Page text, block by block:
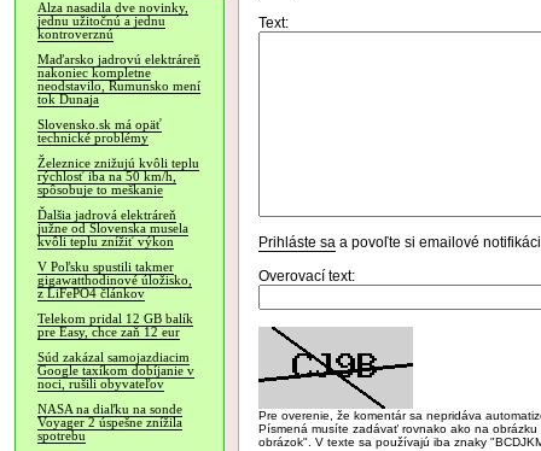
Alza nasadila dve novinky,
jednu užitočnú a jednu
kontroverznú
Maďarsko jadrovú elektráreň
nakoniec kompletne
neodstavilo, Rumunsko mení
tok Dunaja
Slovensko.sk má opäť
technické problémy
Železnice znižujú kvôli teplu
rýchlosť iba na 50 km/h,
spôsobuje to meškanie
Ďalšia jadrová elektráreň
južne od Slovenska musela
kvôli teplu znížiť výkon
V Poľsku spustili takmer
gigawatthodinové úložisko,
z LiFePO4 článkov
Telekom pridal 12 GB balík
pre Easy, chce zaň 12 eur
Súd zakázal samojazdiacim
Google taxíkom dobíjanie v
noci, rušili obyvateľov
NASA na diaľku na sonde
Voyager 2 úspešne znížila
spotrebu
Text:
Prihláste sa a povoľte si emailové
Overovací text:
Pre overenie, že komentár sa nepridáva
Písmená musíte zadávať rovnako ako na
obrázok". V texte sa používajú iba znaky